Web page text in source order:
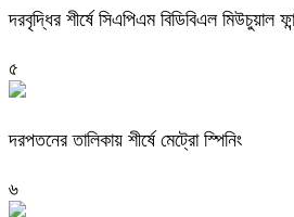
দরবৃদ্ধির শীর্ষে সিএপিএম বিডিবিএল মিউচুয়াল
৫
দরপতনের তালিকায় শীর্ষে মেট্রো স্পিনিং
৬